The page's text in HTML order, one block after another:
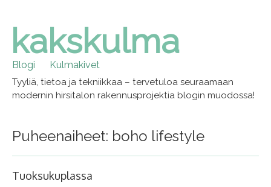
Skip
content
kakskulma
Blogi Kulmakivet
Tyyliä, tietoa ja tekniikkaa – tervetuloa seuraamaan
modernin hirsitalon rakennusprojektia blogin muodossa!
Puheenaiheet: boho lifestyle
Tuoksukuplassa